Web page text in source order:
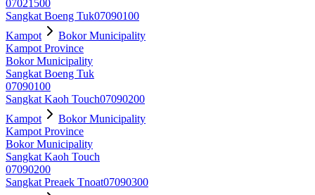
07021500
Sangkat Boeng Tuk07090100
Kampot
Bokor Municipality
Kampot Province
Bokor Municipality
Sangkat Boeng Tuk
07090100
Sangkat Kaoh Touch07090200
Kampot
Bokor Municipality
Kampot Province
Bokor Municipality
Sangkat Kaoh Touch
07090200
Sangkat Preaek Tnoat07090300